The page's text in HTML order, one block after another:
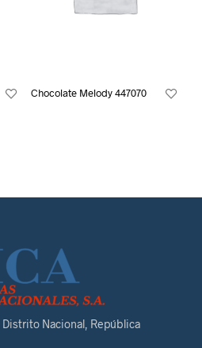
Chocolate Melody 447070
Distrito Nacional, República